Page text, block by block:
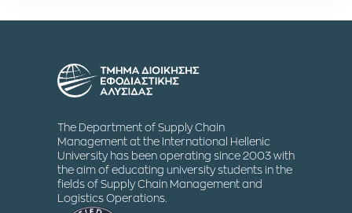
The Department of Supply Chain
Management at the International Hellenic
University has been operating since 2003 with
the aim of educating university students in the
fields of Supply Chain Management and
Logistics Operations.